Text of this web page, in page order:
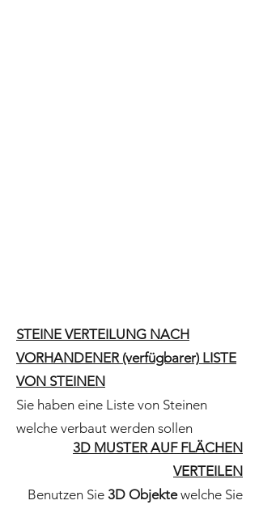
STEINE VERTEILUNG NACH
VORHANDENER (verfügbarer) LISTE
VON STEINEN
Sie haben eine Liste von Steinen
welche verbaut werden sollen
3D MUSTER AUF FLÄCHEN
VERTEILEN
Benutzen Sie 3D Objektewelche Sie